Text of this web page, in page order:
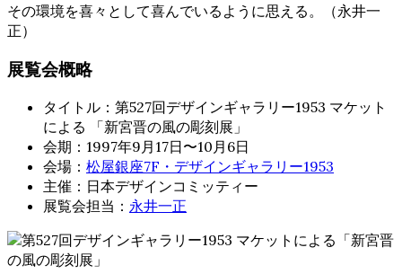
その環境を喜々として喜んでいるように思える。（永井一
正）
展覧会概略
タイトル：第527回デザインギャラリー1953 マケット
による 「新宮晋の風の彫刻展」
会期：1997年9月17日〜10月6日
会場： 松屋銀座7F・デザインギャラリー1953
主催：日本デザインコミッティー
展覧会担当： 永井一正